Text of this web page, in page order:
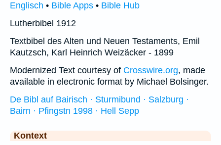
Englisch • Bible Apps • Bible Hub
Lutherbibel 1912
Textbibel des Alten und Neuen Testaments, Emil
Kautzsch, Karl Heinrich Weizäcker - 1899
Modernized Text courtesy of Crosswire.org, made
available in electronic format by Michael Bolsinger.
De Bibl auf Bairisch · Sturmibund · Salzburg ·
Bairn · Pfingstn 1998 · Hell Sepp
Kontext